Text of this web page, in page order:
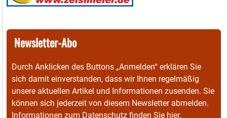
Newsletter-Abo
Durch Anklicken des Buttons „Anmelden“ erklären Sie
sich damit einverstanden, dass wir Ihnen regelmäßig
unsere aktuellen Artikel und Informationen zusenden. Sie
können sich jederzeit von diesem Newsletter abmelden.
Informationen zum Datenschutz finden Sie hier.